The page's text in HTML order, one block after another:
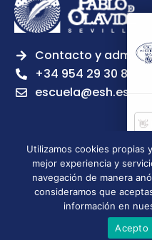
Contacto y
+34 954 29 30 81
escuela@esh.es
Aviso legal Política de
Política de
Escuela Superior de
Utilizamos cookies propias
mejor experiencia y
navegación de manera
consideramos que
información en
Acepto